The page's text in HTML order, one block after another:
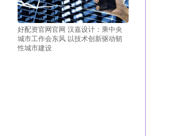
好配资官网官网 汉嘉设计：乘中央
城市工作会东风 以技术创新驱动韧
性城市建设